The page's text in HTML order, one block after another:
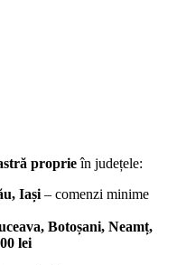
proprieîn județele:
Iași– comenzi minime
Botoșani, Neamț,
lei